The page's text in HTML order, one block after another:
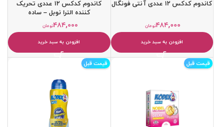
کاندوم کدکس ۱۲ عددی آنتی فونگال
تومان۴۸۴,۰۰۰
افزودن به سبد خرید
کاندوم کدکس ۱۲ عددی تحریک
کننده الترا نوبل – ساده
تومان۴۸۴,۰۰۰
افزودن به سبد خرید
قیمت قبل قیمت قبل